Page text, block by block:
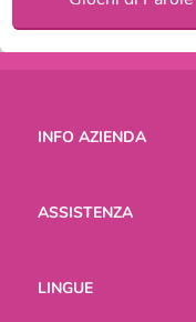
INFO AZIENDA
ASSISTENZA
LINGUE